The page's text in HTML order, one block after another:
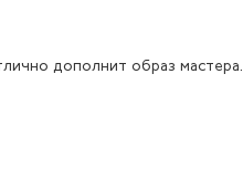
дополнит образ мастера.